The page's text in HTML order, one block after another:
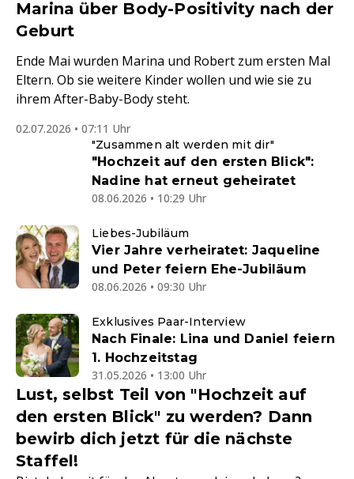
Marina über Body-Positivity nach der
Geburt
Ende Mai wurden Marina und Robert zum ersten Mal
Eltern. Ob sie weitere Kinder wollen und wie sie zu
ihrem After-Baby-Body steht.
02.07.2026 • 07:11 Uhr
"Zusammen alt werden mit dir"
"Hochzeit auf den ersten Blick":
Nadine hat erneut geheiratet
08.06.2026 • 10:29 Uhr
Liebes-Jubiläum
Vier Jahre verheiratet: Jaqueline
und Peter feiern Ehe-Jubiläum
08.06.2026 • 09:30 Uhr
Exklusives Paar-Interview
Nach Finale: Lina und Daniel feiern
1. Hochzeitstag
31.05.2026 • 13:00 Uhr
Lust, selbst Teil von "Hochzeit auf
den ersten Blick" zu werden? Dann
bewirb dich jetzt für die nächste
Staffel!